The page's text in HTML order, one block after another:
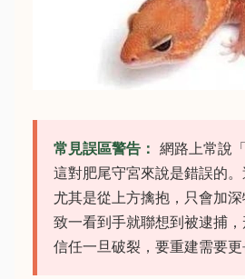
常見誤區警告： 網路上常說
這對肥尾守宮來說是錯誤的。
尤其是從上方擒抱，只會加
致一看到手就聯想到被逮捕，
信任一旦破裂，要重建需要更